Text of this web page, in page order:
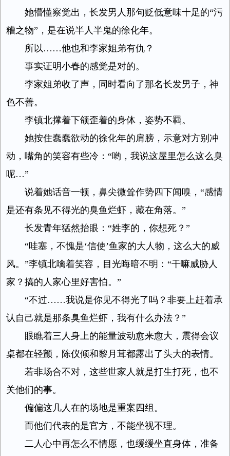
她懵懂察觉出，长发男人那句贬低意味十足的“污
糟之物”，是在说半人半鬼的徐化年。
所以……他也和李家姐弟有仇？
事实证明小春的感觉是对的。
李家姐弟收了声，同时看向了那名长发男子，神
色不善。
李镇北撑着下颌歪着的身体，姿势不羁。
她按住蠢蠢欲动的徐化年的肩膀，示意对方别冲
动，嘴角的笑容有些冷：“哟，我说这屋里怎么这么臭
呢…”
说着她话音一顿，鼻尖微耸作势四下闻嗅，“感情
是还有条见不得光的臭鱼烂虾，藏在角落。”
长发青年猛然抬眼：“姓李的，你想死？”
“哇塞，不愧是‘信使’鱼家的大人物，这么大的威
风。”李镇北噙着笑容，目光晦暗不明：“干嘛威胁人
家？搞的人家心里好害怕。”
“不过……我说是你见不得光了吗？非要上赶着承
认自己就是那条臭鱼烂虾，我有什么办法？”
眼瞧着三人身上的能量波动愈来愈大，震得会议
桌都在轻颤，陈仪倾和黎月茸都露出了头大的表情。
若非场合不对，这些世家人就是打生打死，也不
关他们的事。
偏偏这几人在的场地是重案四组。
而他们代表的是官方，不能坐视不理。
二人心中再怎么不情愿，也缓缓坐直身体，准备